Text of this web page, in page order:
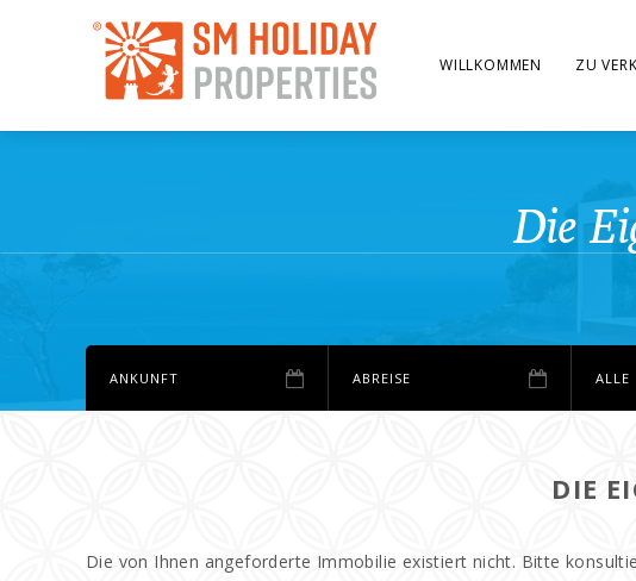
WILLKOMMEN ZU
Die
ALLE
DIE
Die von Ihnen angeforderte Immobilie existiert nicht. Bitte